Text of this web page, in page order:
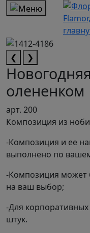
❮ ❯
олененком
арт. 200
Композиция из
-Композиция и ее
выполнено по
-Композиция может
на ваш выбор;
-Для корпоративных
штук.